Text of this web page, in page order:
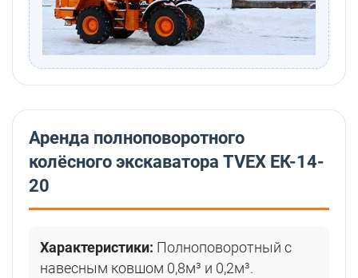
Аренда полноповоротного
колёсного экскаватора TVEX ЕК-14-
20
Характеристики: Полноповоротный с
навесным ковшом 0,8м³ и 0,2м³.